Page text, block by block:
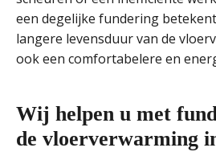
een degelijke fundering
langere levensduur van de
ook een comfortabelere en
Wij helpen u met
de vloerverwarming